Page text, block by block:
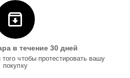
в течение 30 дней
чтобы протестировать вашу
покупку